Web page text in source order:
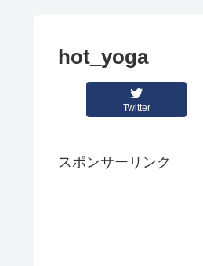
hot_yoga
Twitter
スポンサーリンク